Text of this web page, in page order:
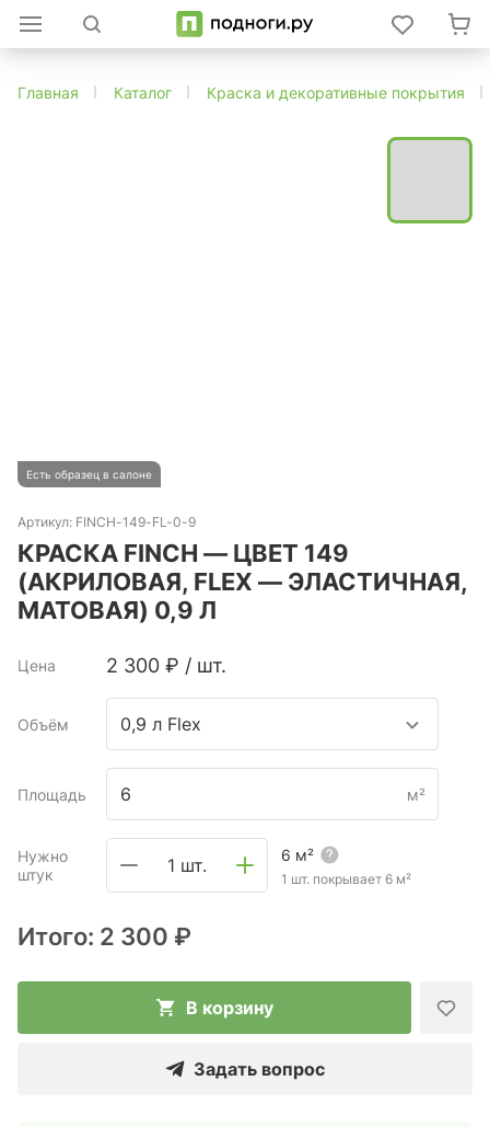
Главная Каталог Краска и декоративные покрытия
Есть образец в салоне
Артикул: FINCH-149-FL-0-9
КРАСКА FINCH — ЦВЕТ 149
(АКРИЛОВАЯ, FLEX — ЭЛАСТИЧНАЯ,
МАТОВАЯ) 0,9 Л
Цена 2 300 ₽ / шт.
Объём 0,9 л Flex
Площадь м²
Нужно
штук
1 шт. 6 м²
1 шт. покрывает 6 м²
Итого: 2 300 ₽
В корзину
Задать вопрос